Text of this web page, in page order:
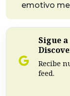
emotivo
Sigue
Recibe
feed.